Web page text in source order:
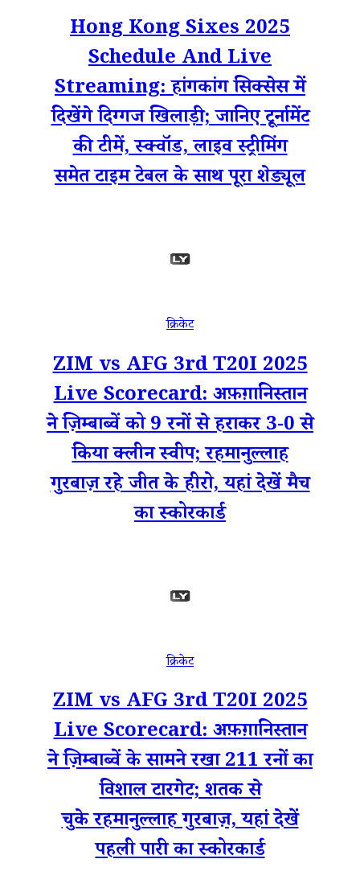
Hong Kong Sixes 2025
Schedule And Live
Streaming: हांगकांग सिक्सेस में
दिखेंगे दिग्गज खिलाड़ी; जानिए टूर्नामेंट
की टीमें, स्क्वॉड, लाइव स्ट्रीमिंग
समेत टाइम टेबल के साथ पूरा शेड्यूल
क्रिकेट
ZIM vs AFG 3rd T20I 2025
Live Scorecard: अफ़ग़ानिस्तान
ने ज़िम्बाब्वें को 9 रनों से हराकर 3-0 से
किया क्लीन स्वीप; रहमानुल्लाह
गुरबाज़ रहे जीत के हीरो, यहां देखें मैच
का स्कोरकार्ड
क्रिकेट
ZIM vs AFG 3rd T20I 2025
Live Scorecard: अफ़ग़ानिस्तान
ने ज़िम्बाब्वें के सामने रखा 211 रनों का
विशाल टारगेट; शतक से
चुके रहमानुल्लाह गुरबाज़, यहां देखें
पहली पारी का स्कोरकार्ड